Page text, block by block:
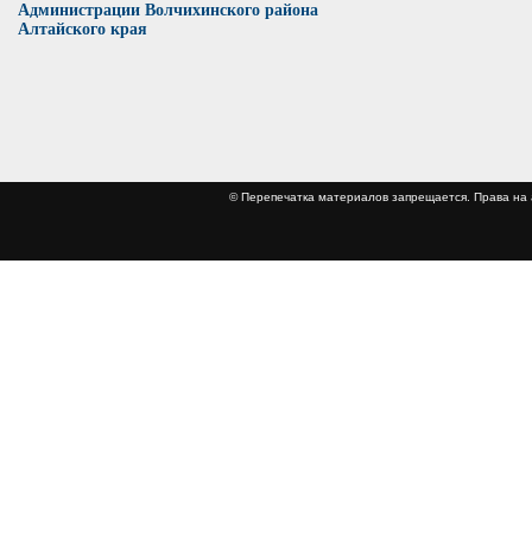
Администрации Волчихинского района
Алтайского края
© Перепечатка материалов запрещается.